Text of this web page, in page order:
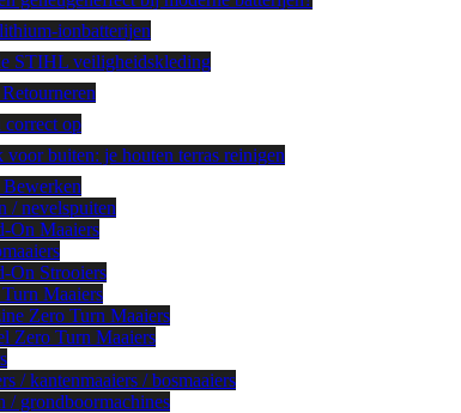
ionbatterijen
STIHL veiligheidskleding
correct op
voor buiten: je houten terras reinigen
/ nevelspuiten
On Maaiers
On Strooiers
Maaiers
Zero Turn Maaiers
Zero Turn Maaiers
/ kantenmaaiers / bosmaaiers
/ grondboormachines